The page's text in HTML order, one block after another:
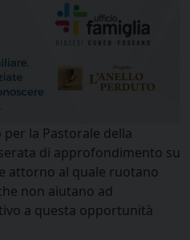
la Pastorale della
di approfondimento su
attorno al quale ruotano
non aiutano ad
a questa opportunità